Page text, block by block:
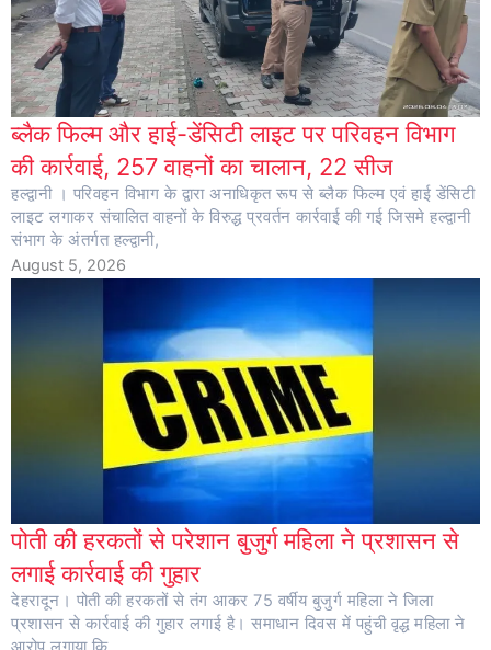
ब्लैक फिल्म और हाई-डेंसिटी लाइट पर परिवहन विभाग
की कार्रवाई, 257 वाहनों का चालान, 22 सीज
हल्द्वानी । परिवहन विभाग के द्वारा अनाधिकृत रूप से ब्लैक फिल्म एवं हाई डेंसिटी
लाइट लगाकर संचालित वाहनों के विरुद्ध प्रवर्तन कार्रवाई की गई जिसमे हल्द्वानी
संभाग के अंतर्गत हल्द्वानी,
August 5, 2026
पोती की हरकतों से परेशान बुजुर्ग महिला ने प्रशासन से
लगाई कार्रवाई की गुहार
देहरादून। पोती की हरकतों से तंग आकर 75 वर्षीय बुजुर्ग महिला ने जिला
प्रशासन से कार्रवाई की गुहार लगाई है। समाधान दिवस में पहुंची वृद्ध महिला ने